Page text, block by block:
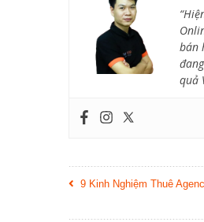
bán
quả
9 Kinh Nghiệm Thuê